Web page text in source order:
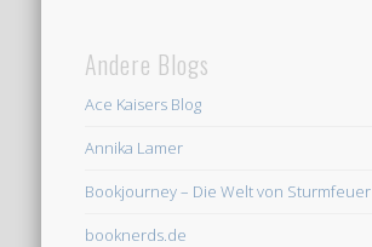
Andere Blogs
Ace Kaisers Blog
Annika Lamer
Bookjourney – Die Welt von Sturmfeuer
booknerds.de